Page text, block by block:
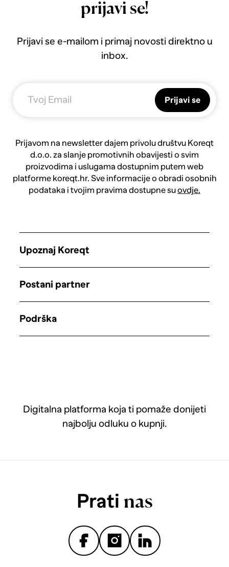
prijavi se!
Prijavi se e-mailom i primaj novosti direktno u
inbox.
Prijavi se
Prijavom na newsletter dajem privolu društvu Koreqt
d.o.o. za slanje promotivnih obavijesti o svim
proizvodima i uslugama dostupnim putem web
platforme koreqt.hr. Sve informacije o obradi osobnih
podataka i tvojim pravima dostupne suovdje.
Digitalna platforma koja ti pomaže donijeti
najbolju odluku o kupnji.
Upoznaj Koreqt
Postani partner
Podrška
Prati nas